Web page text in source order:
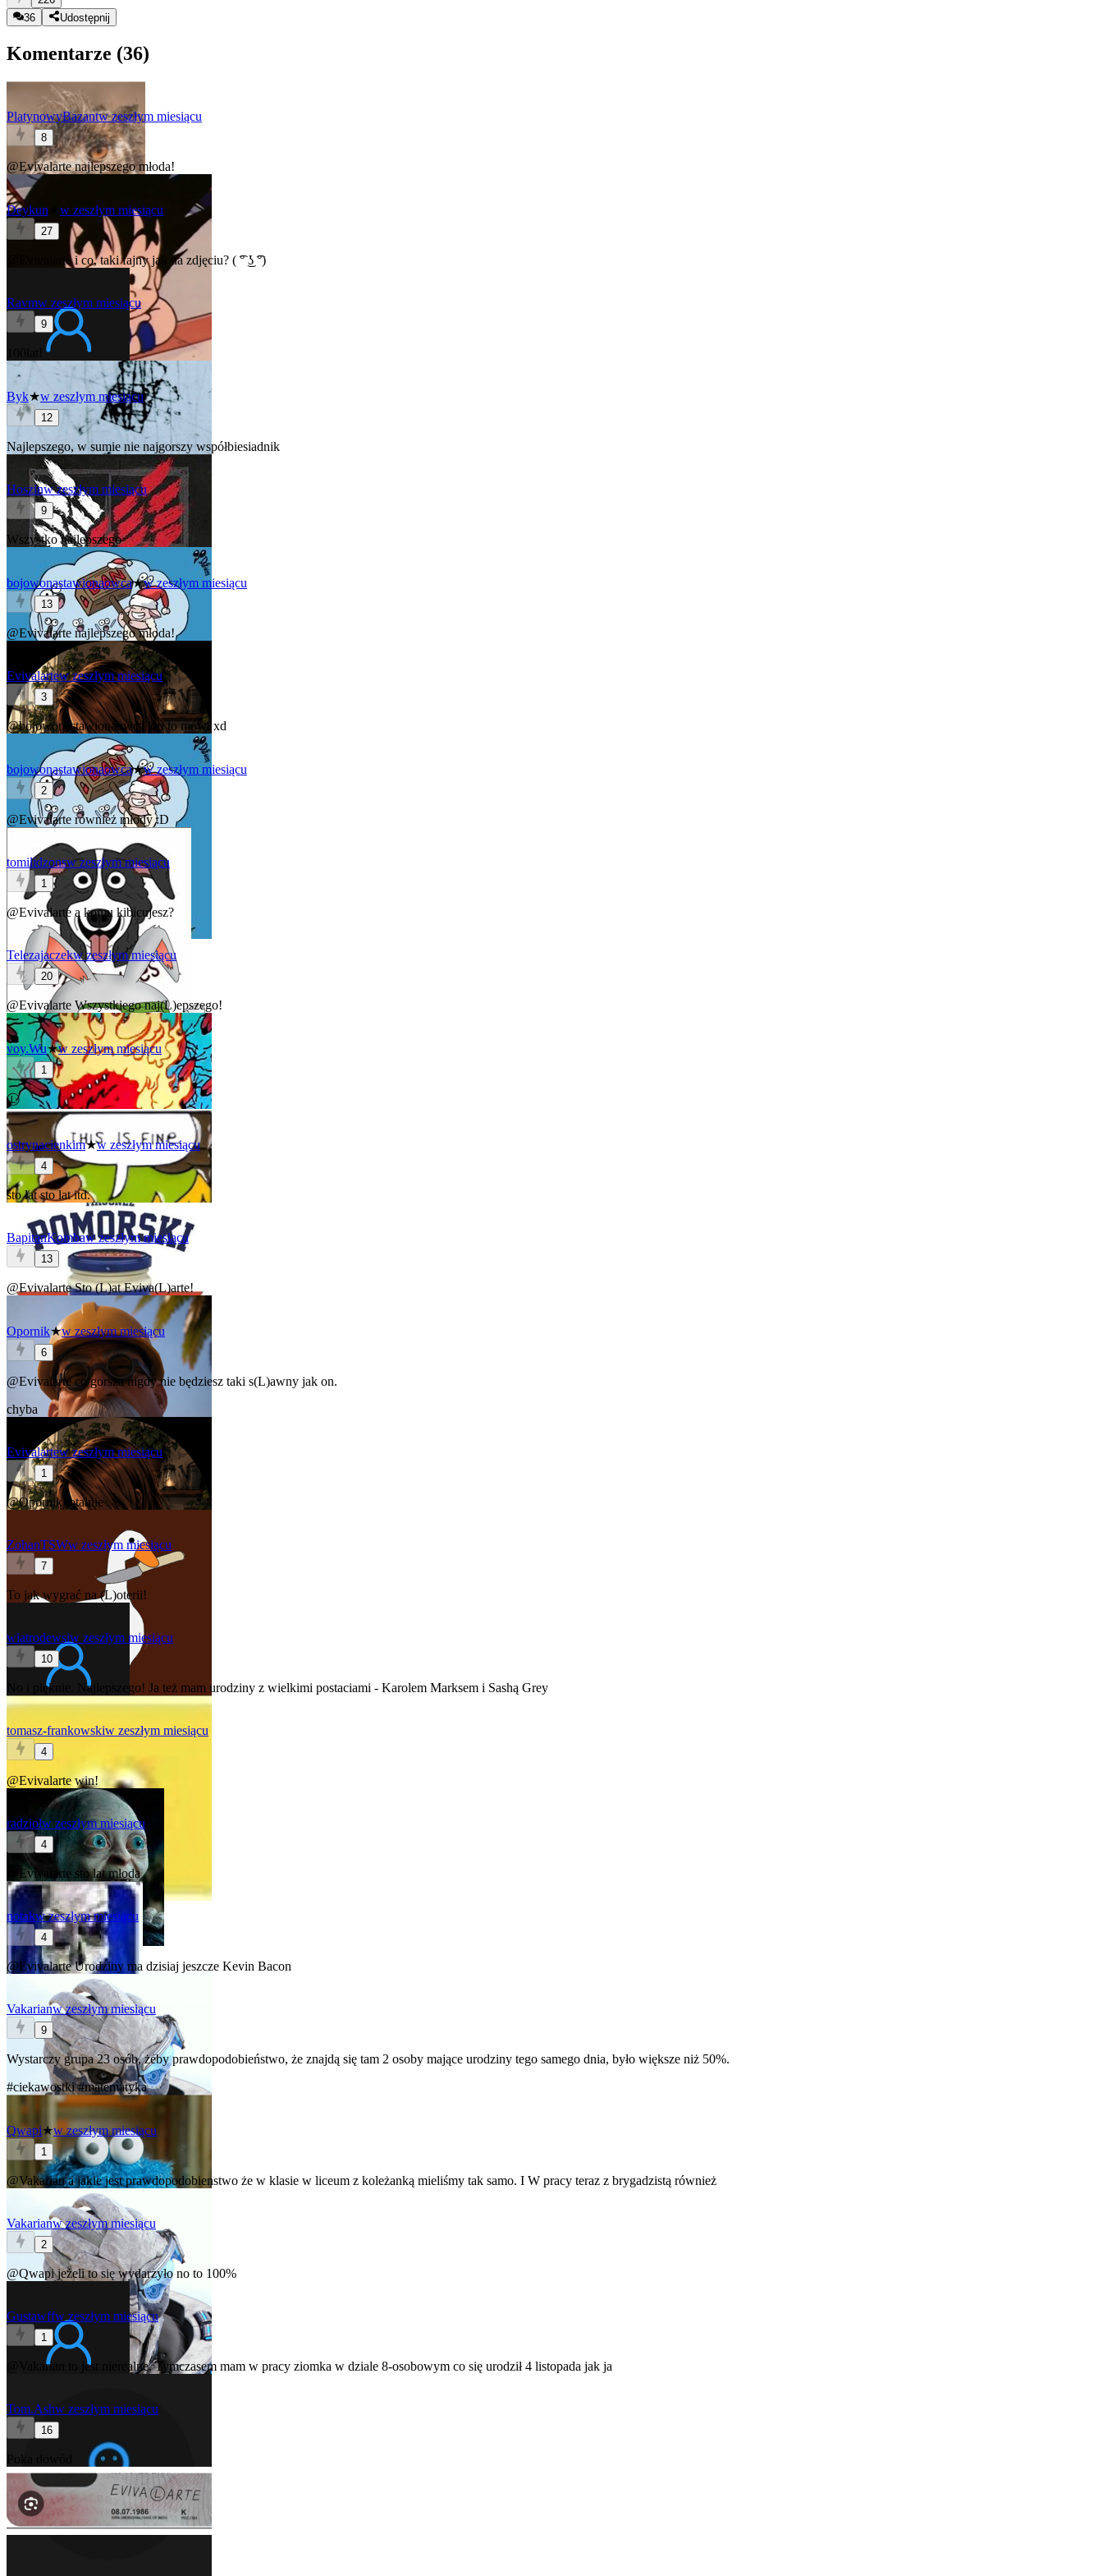
36
Udostępnij
Komentarze (36)
PlatynowyBazantw zeszłym miesiącu
8
@Evivalartenajlepszego młoda!
Deykun w zeszłym miesiącu
27
@Evivalartei co, taki fajny jak na zdjęciu? ( ͡° ͜ʖ ͡°)
Ravmw zeszłym miesiącu
9
Byk★w zeszłym miesiącu
12
Najlepszego, w sumie nie najgorszy współbiesiadnik
Hoszinw zeszłym miesiącu
9
Wszystko najlepszego
bojowonastawionaowca★w zeszłym miesiącu
13
@Evivalartenajlepszego młoda!
Evivalartew zeszłym miesiącu
3
@bojowonastawionaowca kto to mówi xd
bojowonastawionaowca★w zeszłym miesiącu
2
@Evivalarterównież młody :D
tomilidzonsw zeszłym miesiącu
1
@Evivalarte a komu kibicujesz?
Telezajaczekw zeszłym miesiącu
20
@Evivalarte Wszystkiego naj(L)epszego!
voy.Wu★w zeszłym miesiącu
1
Ⓛ
ostrynacienkim★w zeszłym miesiącu
4
sto lat sto lat itd.
BapitanKombaw zeszłym miesiącu
13
@EvivalarteSto (L)atEviva(L)arte!
Opornik★w zeszłym miesiącu
6
@Evivalarteco gorsza nigdy nie będziesz taki s(L)awny jak on.
chyba
Evivalartew zeszłym miesiącu
1
@Oporniktotalnie
ZohanTSWw zeszłym miesiącu
7
To jak wygrać na (L)oterii!
wiatrodewsiw zeszłym miesiącu
10
No i pięknie. Najlepszego! Ja też mam urodziny z wielkimi postaciami - Karolem Marksem i Sashą Grey
tomasz-frankowskiw zeszłym miesiącu
4
@Evivalartewin!
radziolw zeszłym miesiącu
4
@Evivalarte sto lat młoda
notakw zeszłym miesiącu
4
@EvivalarteUrodziny ma dzisiaj jeszcze Kevin Bacon
Vakarianw zeszłym miesiącu
9
Wystarczy grupa 23 osób, żeby prawdopodobieństwo, że znajdą się tam 2 osoby mające urodziny tego samego dnia, było większe niż 50%.
#ciekawostki #matematyka
Qwapi★w zeszłym miesiącu
1
@Vakariana jakie jest prawdopodobienstwo że w klasie w liceum z koleżanką mieliśmy tak samo. I W pracy teraz z brygadzistą również
Vakarianw zeszłym miesiącu
2
@Qwapijeżeli to się wydarzyło no to 100%
Gustawffw zeszłym miesiącu
1
@Vakarian to jest nierealne. Tymczasem mam w pracy ziomka w dziale 8-osobowym co się urodził 4 listopada jak ja
Tom.Ashw zeszłym miesiącu
16
Poka dowód